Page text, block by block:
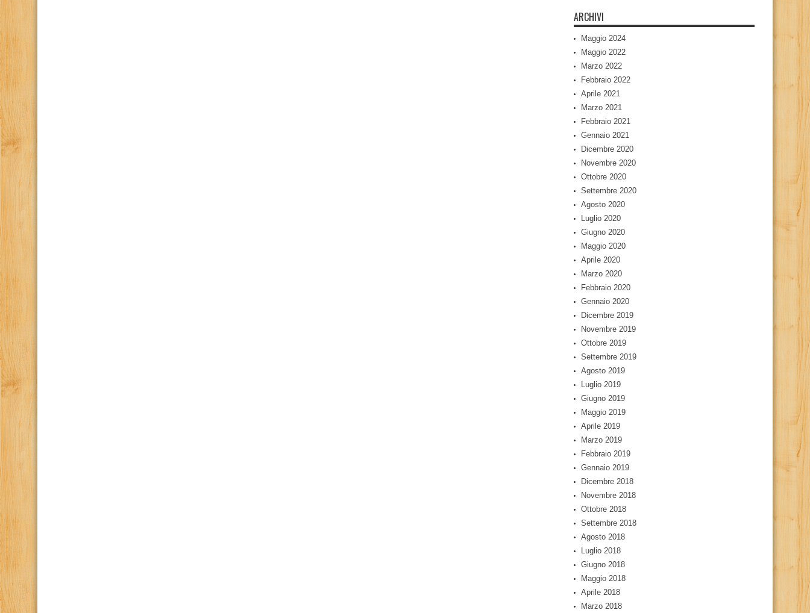
ARCHIVI
Maggio 2024
Maggio 2022
Marzo 2022
Febbraio 2022
Aprile 2021
Marzo 2021
Febbraio 2021
Gennaio 2021
Dicembre 2020
Novembre 2020
Ottobre 2020
Settembre 2020
Agosto 2020
Luglio 2020
Giugno 2020
Maggio 2020
Aprile 2020
Marzo 2020
Febbraio 2020
Gennaio 2020
Dicembre 2019
Novembre 2019
Ottobre 2019
Settembre 2019
Agosto 2019
Luglio 2019
Giugno 2019
Maggio 2019
Aprile 2019
Marzo 2019
Febbraio 2019
Gennaio 2019
Dicembre 2018
Novembre 2018
Ottobre 2018
Settembre 2018
Agosto 2018
Luglio 2018
Giugno 2018
Maggio 2018
Aprile 2018
Marzo 2018